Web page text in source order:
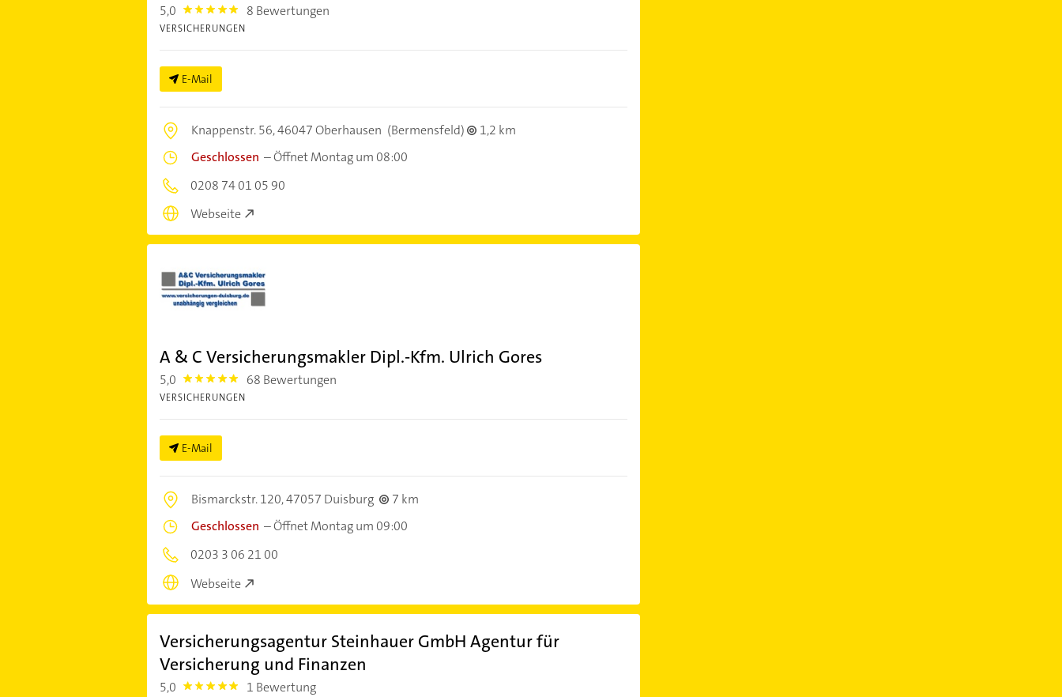
5,0 5.0 8 Bewertungen
VERSICHERUNGEN
E-Mail
Knappenstr. 56,46047 Oberhausen (Bermensfeld)
1,2 km
Geschlossen –Öffnet Montag um 08:00
0208 74 01 05 90
Webseite
A & C Versicherungsmakler Dipl.-Kfm. Ulrich Gores
5,0 5.0 68 Bewertungen
VERSICHERUNGEN
E-Mail
Bismarckstr. 120,47057 Duisburg
7 km
Geschlossen –Öffnet Montag um 09:00
0203 3 06 21 00
Webseite
Versicherungsagentur Steinhauer GmbH Agentur für
Versicherung und Finanzen
5,0 5.0 1 Bewertung